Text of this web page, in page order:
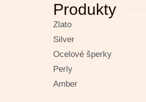
Produkty
Zlato
Silver
Ocelové šperky
Perly
Amber